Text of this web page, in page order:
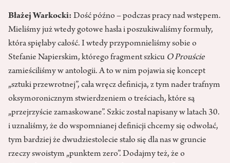
Błażej Warkocki: Dość późno – podczas pracy nad wstępem.
Mieliśmy już wtedy gotowe hasła i poszukiwaliśmy formuły,
która spięłaby całość. I wtedy przypomnieliśmy sobie o
Stefanie Napierskim, którego fragment szkicu O Prouście
zamieściliśmy w antologii. A to w nim pojawia się koncept
„sztuki przewrotnej”, cała wręcz definicja, z tym nader trafnym
oksymoronicznym stwierdzeniem o treściach, które są
„przejrzyście zamaskowane”. Szkic został napisany w latach 30.
i uznaliśmy, że do wspomnianej definicji chcemy się odwołać,
tym bardziej że dwudziestolecie stało się dla nas w gruncie
rzeczy swoistym „punktem zero”. Dodajmy też, że o